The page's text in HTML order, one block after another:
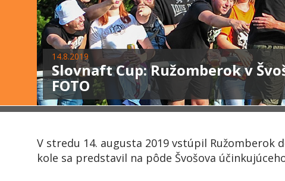
14.8.2019
Slovnaft Cup: Ružomberok v
FOTO
V stredu 14. augusta 2019 vstúpil Ružomberok
kole sa predstavil na pôde Švošova